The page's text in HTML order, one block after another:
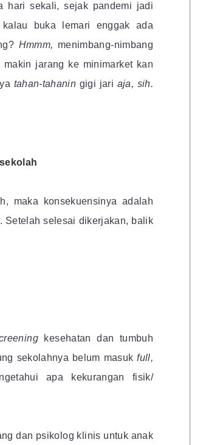
hari sekali, sejak pandemi jadi
kalau buka lemari enggak ada
Hmmm, menimbang-nimbang
jarang ke minimarket kan
ya tahan-tahanin gigi jari aja, sih.
maka konsekuensinya adalah
Setelah selesai dikerjakan, balik
kesehatan dan tumbuh
sekolahnya belum masukfull,
apa kekurangan fisik/
dan psikolog klinis untuk anak